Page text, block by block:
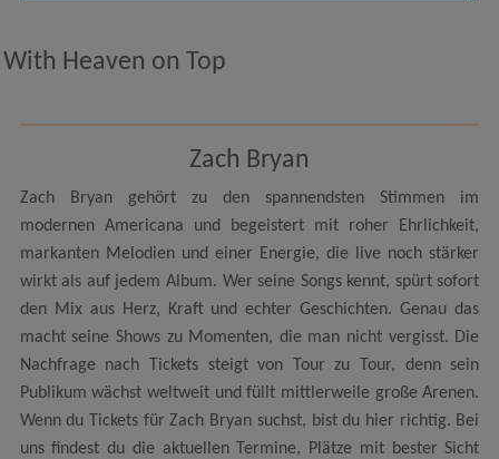
With Heaven on Top
Zach Bryan
Zach Bryan gehört zu den spannendsten Stimmen im
modernen Americana und begeistert mit roher Ehrlichkeit,
markanten Melodien und einer Energie, die live noch stärker
wirkt als auf jedem Album. Wer seine Songs kennt, spürt sofort
den Mix aus Herz, Kraft und echter Geschichten. Genau das
macht seine Shows zu Momenten, die man nicht vergisst. Die
Nachfrage nach Tickets steigt von Tour zu Tour, denn sein
Publikum wächst weltweit und füllt mittlerweile große Arenen.
Wenn du Tickets für Zach Bryan suchst, bist du hier richtig. Bei
uns findest du die aktuellen Termine, Plätze mit bester Sicht